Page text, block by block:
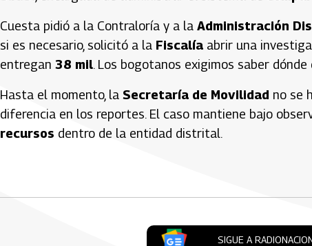
Cuesta pidió a la Contraloría y a la Administración
si es necesario, solicitó a la Fiscalía abrir una
entregan 38 mil. Los bogotanos exigimos saber
Hasta el momento, la Secretaría de Movilidad no se
diferencia en los reportes. El caso mantiene bajo
recursos dentro de la entidad distrital.
SIGUE A